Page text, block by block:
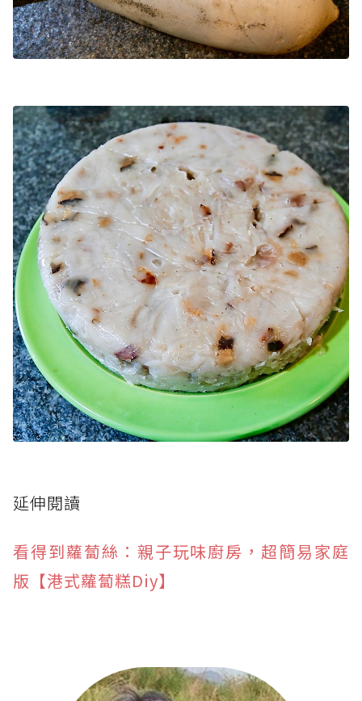
延伸閱讀
看得到蘿蔔絲：親子玩味廚房，超簡易家庭
版【港式蘿蔔糕Diy】